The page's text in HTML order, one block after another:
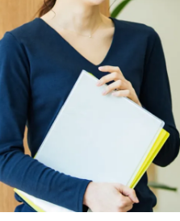
リフォ
リフォ
リフ